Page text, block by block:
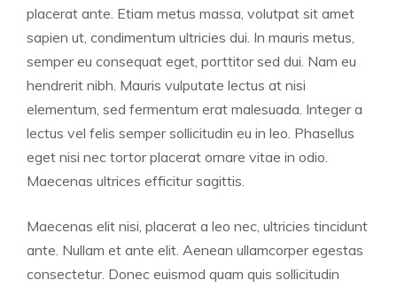
placerat ante. Etiam metus massa, volutpat sit amet
sapien ut, condimentum ultricies dui. In mauris metus,
semper eu consequat eget, porttitor sed dui. Nam eu
hendrerit nibh. Mauris vulputate lectus at nisi
elementum, sed fermentum erat malesuada. Integer a
lectus vel felis semper sollicitudin eu in leo. Phasellus
eget nisi nec tortor placerat ornare vitae in odio.
Maecenas ultrices efficitur sagittis.
Maecenas elit nisi, placerat a leo nec, ultricies tincidunt
ante. Nullam et ante elit. Aenean ullamcorper egestas
consectetur. Donec euismod quam quis sollicitudin